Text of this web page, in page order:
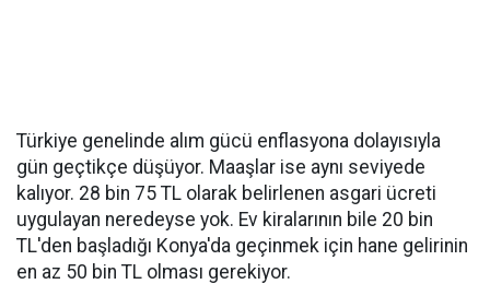
Türkiye genelinde alım gücü enflasyona dolayısıyla
gün geçtikçe düşüyor. Maaşlar ise aynı seviyede
kalıyor. 28 bin 75 TL olarak belirlenen asgari ücreti
uygulayan neredeyse yok. Ev kiralarının bile 20 bin
TL'den başladığı Konya'da geçinmek için hane gelirinin
en az 50 bin TL olması gerekiyor.